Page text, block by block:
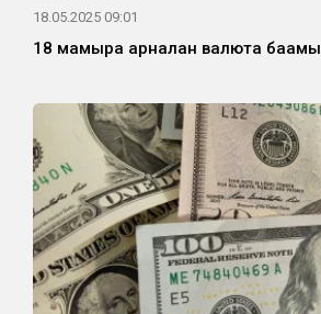
18.05.2025 09:01
18 мамырға арналған валюта бағамы